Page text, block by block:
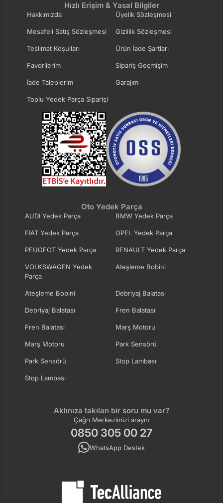
Hızlı Erişim & Yasal Bilgiler
Hakkımızda Üyelik Sözleşmesi
Mesafeli Satış Sözleşmesi Gizlilik Sözleşmesi
Teslimat Koşulları Ürün İade Şartları
Favorilerim Sipariş Geçmişim
İade Taleplerim Garajım
Toplu Yedek Parça Siparişi
Oto Yedek Parça
AUDI Yedek Parça BMW Yedek Parça
FIAT Yedek Parça OPEL Yedek Parça
PEUGEOT Yedek Parça RENAULT Yedek Parça
VOLKSWAGEN Yedek
Parça
Ateşleme Bobini
Ateşleme Bobini Debriyaj Balatası
Debriyaj Balatası Fren Balatası
Fren Balatası Marş Motoru
Marş Motoru Park Sensörü
Park Sensörü Stop Lambası
Stop Lambası
Aklınıza takılan bir soru mu var?
Çağrı Merkezimizi arayın
0850 305 00 27
WhatsApp Destek